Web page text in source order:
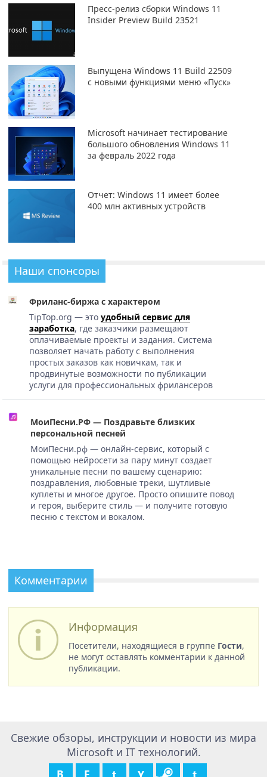
Пресс-релиз сборки Windows 11
Insider Preview Build 23521
Выпущена Windows 11 Build 22509
с новыми функциями меню «Пуск»
Microsoft начинает тестирование
большого обновления Windows 11
за февраль 2022 года
Отчет: Windows 11 имеет более
400 млн активных устройств
Наши спонсоры
Фриланс-биржа с характером
TipTop.org — это удобный сервис для
заработка, где заказчики размещают
оплачиваемые проекты и задания. Система
позволяет начать работу с выполнения
простых заказов как новичкам, так и
продвинутые возможности по публикации
услуги для профессиональных фрилансеров
МоиПесни.РФ — Поздравьте близких
персональной песней
МоиПесни.рф — онлайн-сервис, который с
помощью нейросети за пару минут создает
уникальные песни по вашему сценарию:
поздравления, любовные треки, шутливые
куплеты и многое другое. Просто опишите повод
и героя, выберите стиль — и получите готовую
песню с текстом и вокалом.
Комментарии
Информация
Посетители, находящиеся в группе Гости,
не могут оставлять комментарии к данной
публикации.
Свежие обзоры, инструкции и новости из мира
Microsoft и IT технологий.